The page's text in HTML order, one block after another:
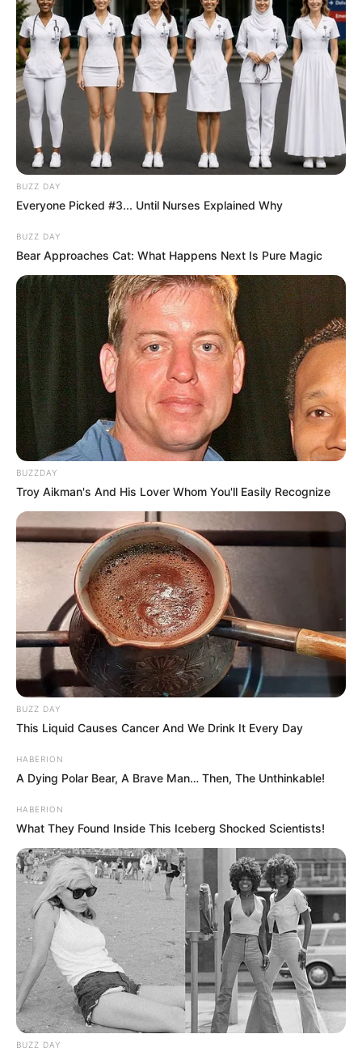
BUZZ DAY
Everyone Picked #3... Until Nurses Explained Why
BUZZ DAY
Bear Approaches Cat: What Happens Next Is Pure Magic
BUZZDAY
Troy Aikman's And His Lover Whom You'll Easily Recognize
BUZZ DAY
This Liquid Causes Cancer And We Drink It Every Day
HABERION
A Dying Polar Bear, A Brave Man… Then, The Unthinkable!
HABERION
What They Found Inside This Iceberg Shocked Scientists!
BUZZ DAY